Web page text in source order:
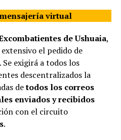
virtual
de Ushuaia,
el pedido de
exigirá a todos los
descentralizados la
detodos los correos
enviados y recibidos
con el circuito
.